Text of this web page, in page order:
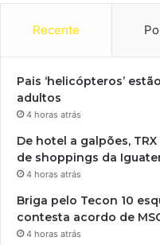
Recente
Pais ‘helicópteros’
adultos
4 horas atrás
De hotel a galpões,
de shoppings da
4 horas atrás
Briga pelo Tecon 10
contesta acordo de
4 horas atrás